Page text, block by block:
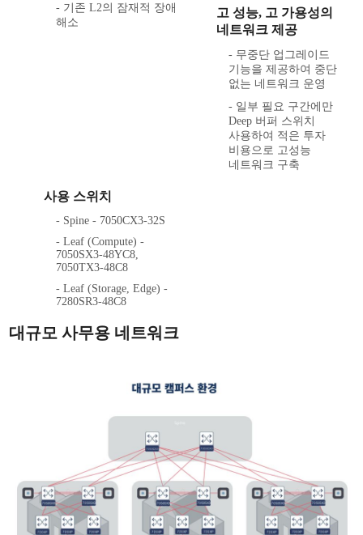
- 기존 L2의 잠재적 장애
해소
고 성능, 고 가용성의
네트워크 제공
- 무중단 업그레이드
기능을 제공하여 중단
없는 네트워크 운영
- 일부 필요 구간에만
Deep 버퍼 스위치
사용하여 적은 투자
비용으로 고성능
네트워크 구축
사용 스위치
- Spine - 7050CX3-32S
- Leaf (Compute) -
7050SX3-48YC8,
7050TX3-48C8
- Leaf (Storage, Edge) -
7280SR3-48C8
대규모 사무용 네트워크